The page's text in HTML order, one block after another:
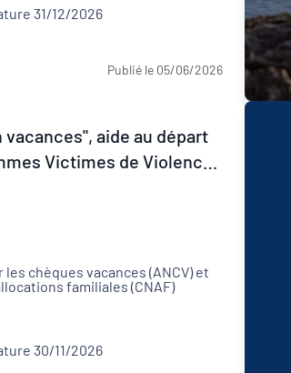
31/12/2026
Publié le 05/06/2026
vacances", aide au départ
chèques vacances (ANCV) et
familiales (CNAF)
30/11/2026